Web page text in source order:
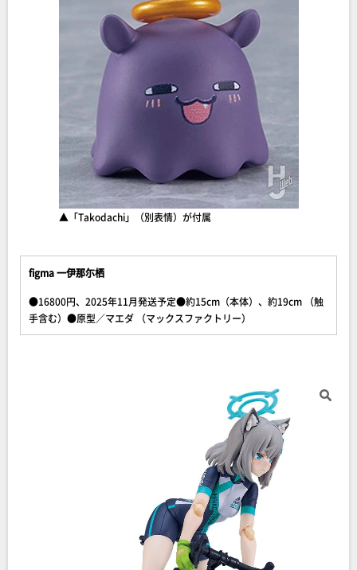
▲「Takodachi」（別表情）が付属
figma 一伊那尓栖
●16800円、2025年11月発送予定●約15cm（本体）、約19cm （触
手含む）●原型／マエダ （マックスファクトリー）